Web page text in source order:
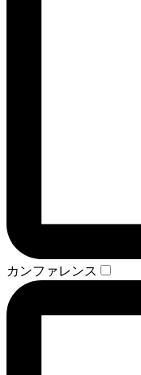
カンファレンス